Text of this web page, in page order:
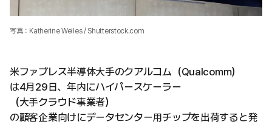
写真：Katherine Welles / Shutterstock.com
米ファブレス半導体大手のクアルコム（Qualcomm）
は4月29日、年内にハイパースケーラー
（大手クラウド事業者）
の顧客企業向けにデータセンター用チップを出荷すると発